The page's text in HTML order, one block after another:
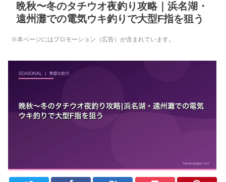
晩秋〜冬のタチウオ夜釣り攻略｜浜名湖・
遠州灘での電気ウキ釣りで大型F指を狙う
※本ページにはプロモーション（広告）が含まれています。